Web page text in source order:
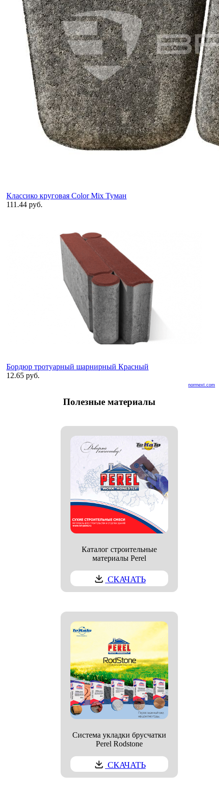
Классико круговая Color Mix Туман
111.44 руб.
Бордюр тротуарный шарнирный Красный
12.65 руб.
norrnext.com
Полезные материалы
Каталог строительные
материалы Perel
СКАЧАТЬ
Система укладки брусчатки
Perel Rodstone
СКАЧАТЬ